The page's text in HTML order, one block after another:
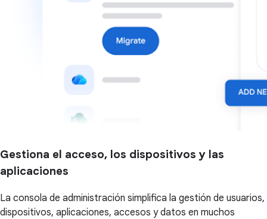
Gestiona el acceso, los dispositivos y las
aplicaciones
La consola de administración simplifica la gestión de usuarios,
dispositivos, aplicaciones, accesos y datos en muchos